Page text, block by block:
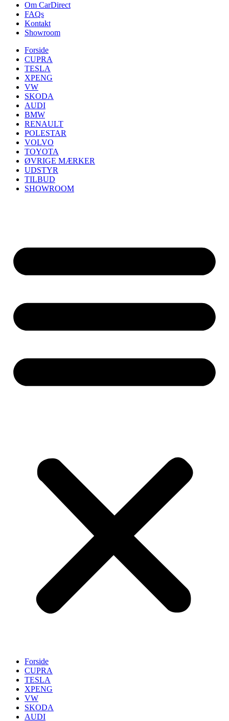
Om CarDirect
FAQs
Kontakt
Showroom
Forside
CUPRA
TESLA
XPENG
VW
SKODA
AUDI
BMW
RENAULT
POLESTAR
VOLVO
TOYOTA
ØVRIGE MÆRKER
UDSTYR
TILBUD
SHOWROOM
Forside
CUPRA
TESLA
XPENG
VW
SKODA
AUDI